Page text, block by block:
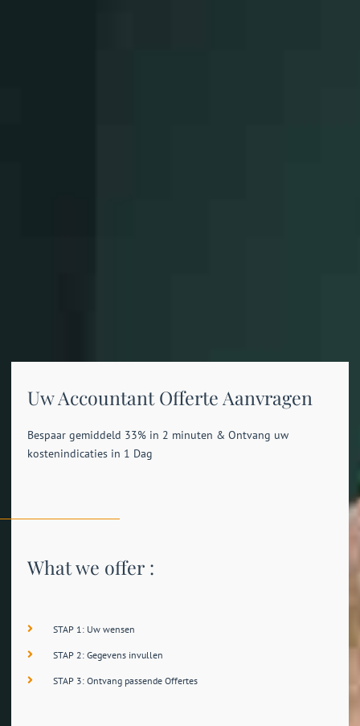
Uw Accountant Offerte Aanvragen
Bespaar gemiddeld 33% in 2 minuten & Ontvang uw
kostenindicaties in 1 Dag
What we offer :
STAP 1: Uw wensen
STAP 2: Gegevens invullen
STAP 3: Ontvang passende Offertes